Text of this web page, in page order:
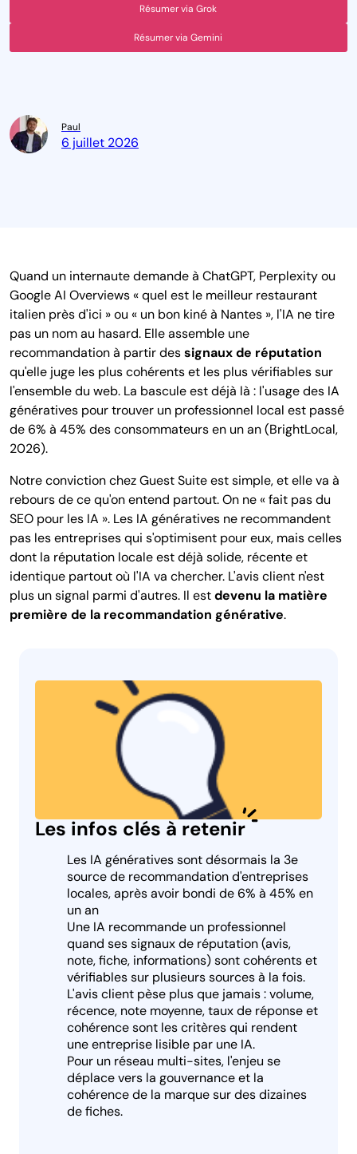
Résumer via Grok
Résumer via Gemini
Paul
6 juillet 2026
Quand un internaute demande à ChatGPT, Perplexity ou
Google AI Overviews « quel est le meilleur restaurant
italien près d'ici » ou « un bon kiné à Nantes », l'IA ne tire
pas un nom au hasard. Elle assemble une
recommandation à partir dessignaux de réputation
qu'elle juge les plus cohérents et les plus vérifiables sur
l'ensemble du web. La bascule est déjà là : l'usage des IA
génératives pour trouver un professionnel local est passé
de 6% à 45% des consommateurs en un an (BrightLocal,
2026).
Notre conviction chez Guest Suite est simple, et elle va à
rebours de ce qu'on entend partout. On ne « fait pas du
SEO pour les IA ». Les IA génératives ne recommandent
pas les entreprises qui s'optimisent pour eux, mais celles
dont la réputation locale est déjà solide, récente et
identique partout où l'IA va chercher. L'avis client n'est
plus un signal parmi d'autres. Il estdevenu la matière
première de la recommandation générative.
Les infos clés à retenir
Les IA génératives sont désormais la 3e
source de recommandation d'entreprises
locales, après avoir bondi de 6% à 45% en
un an
Une IA recommande un professionnel
quand ses signaux de réputation (avis,
note, fiche, informations) sont cohérents et
vérifiables sur plusieurs sources à la fois.
L'avis client pèse plus que jamais : volume,
récence, note moyenne, taux de réponse et
cohérence sont les critères qui rendent
une entreprise lisible par une IA.
Pour un réseau multi-sites, l'enjeu se
déplace vers la gouvernance et la
cohérence de la marque sur des dizaines
de fiches.